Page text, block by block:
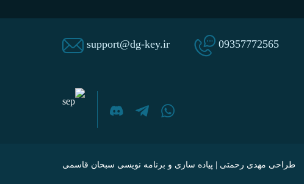
support@dg-key.ir 09357772565
طراحی مهدی رحمتی پیاده سازی و برنامه نویسی سبحان قاسمی